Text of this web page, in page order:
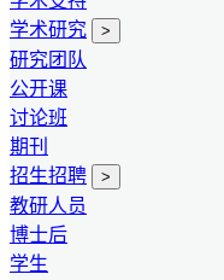
学术研究
>
研究团队
公开课
讨论班
期刊
招生招聘
>
教研人员
博士后
学生